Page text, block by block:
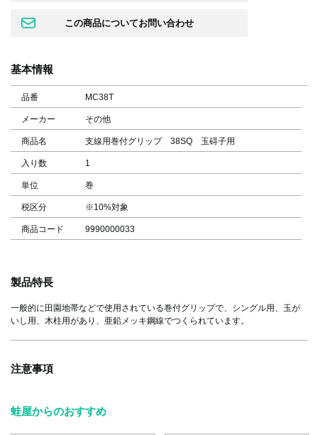
基本情報
品番 MC38T
メーカー その他
商品名 支線用巻付グリップ 38SQ 玉碍子用
入り数 1
単位 巻
税区分 ※10%対象
商品コード 9990000033
製品特長
一般的に田園地帯などで使用されている巻付グリップで、シングル用、玉が
いし用、木柱用があり、亜鉛メッキ鋼線でつくられています。
注意事項
蛙屋からのおすすめ